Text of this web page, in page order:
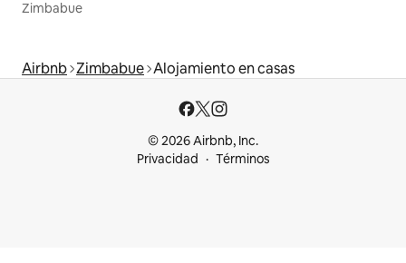
Zimbabue
Airbnb Zimbabue Alojamiento en casas
© 2026 Airbnb, Inc.
Privacidad
Términos